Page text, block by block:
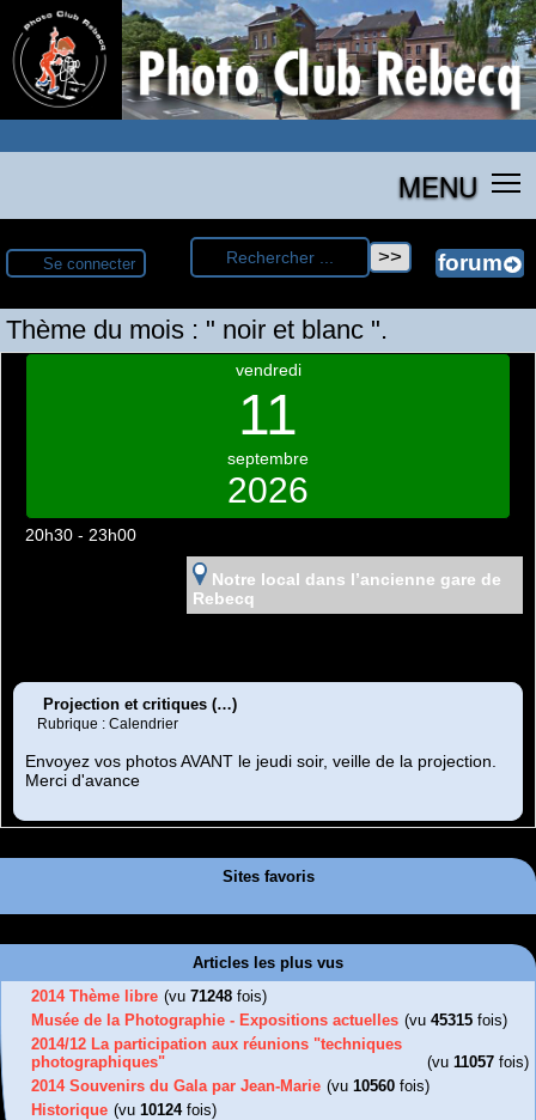
MENU
Se connecter
Thème du mois : " noir et blanc ".
vendredi
11
septembre
2026
20h30 - 23h00
Notre local dans l’ancienne gare de
Rebecq
Projection et critiques (…)
Rubrique : Calendrier
Envoyez vos photos AVANT le jeudi soir, veille de la projection.
Merci d'avance
Sites favoris
Articles les plus vus
2014 Thème libre (vu 71248 fois)
Musée de la Photographie - Expositions actuelles (vu 45315 fois)
2014/12 La participation aux réunions "techniques
photographiques"
(vu 11057 fois)
2014 Souvenirs du Gala par Jean-Marie (vu 10560 fois)
Historique (vu 10124fois)